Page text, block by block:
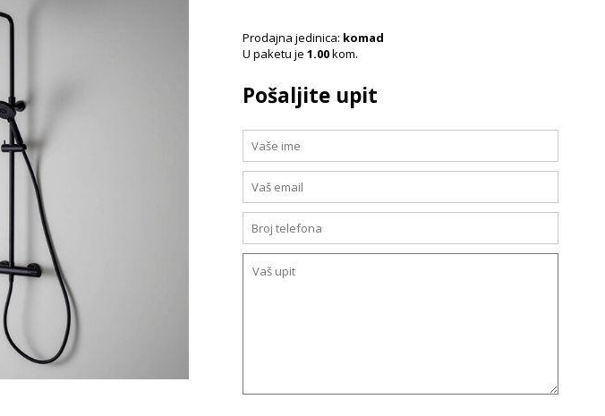
Prodajna jedinica: komad
U paketu je1.00kom.
Pošaljite upit